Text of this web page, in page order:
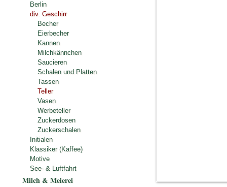
Berlin
div. Geschirr
Becher
Eierbecher
Kannen
Milchkännchen
Saucieren
Schalen und Platten
Tassen
Teller
Vasen
Werbeteller
Zuckerdosen
Zuckerschalen
Initialen
Klassiker (Kaffee)
Motive
See- & Luftfahrt
Milch & Meierei